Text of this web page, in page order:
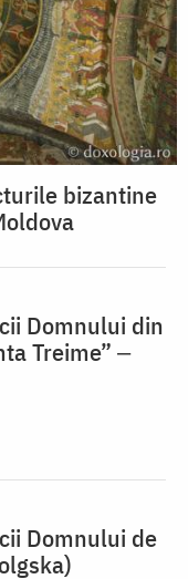
bizantine
Domnului din
Treime” ‒
Domnului de